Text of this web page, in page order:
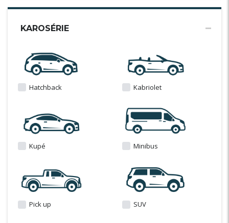
KAROSÉRIE
Hatchback Kabriolet
Kupé Minibus
Pick up SUV